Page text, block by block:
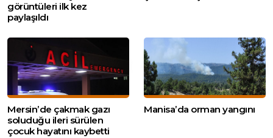
görüntüleri ilk kez
paylaşıldı
Mersin’de çakmak gazı
soluduğu ileri sürülen
çocuk hayatını kaybetti
Manisa’da orman yangını